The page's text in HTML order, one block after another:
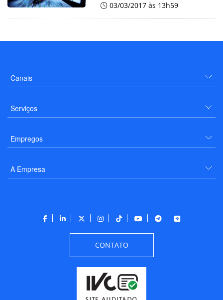
03/03/2017 às 13h59
Canais
Serviços
Empregos
A Empresa
CONTATO